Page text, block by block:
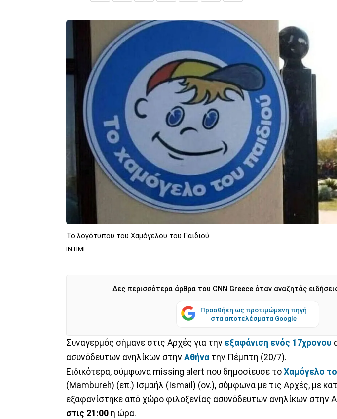
Το λογότυπου του Χαμόγελου του Παιδιού
INTIME
Δες περισσότερα άρθρα του CNN Greece όταν αναζητάς
Προσθήκη ως προτιμώμενη πηγή
στα αποτελέσματα Google
Συναγερμός σήμανε στις Αρχές για την εξαφάνιση ενός 17χρονου
ασυνόδευτων ανηλίκων στην Αθήνα την Πέμπτη (20/7).
Ειδικότερα, σύμφωνα missing alert που δημοσίευσε το Χαμόγελο
(Mambureh) (επ.) Ισμαήλ (Ismail) (ον.), σύμφωνα με τις Αρχές, με
εξαφανίστηκε από χώρο φιλοξενίας ασυνόδευτων ανηλίκων στην
στις 21:00 η ώρα.